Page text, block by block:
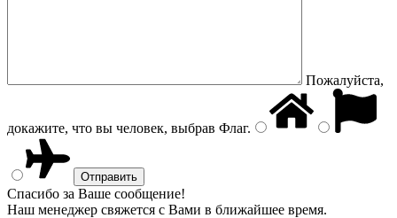
Пожалуйста,
докажите, что вы человек, выбрав Флаг.
Спасибо за Ваше сообщение!
Наш менеджер свяжется с Вами в ближайшее время.